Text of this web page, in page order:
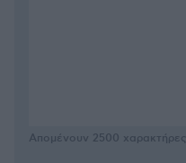
Απομένουν 2500 χαρακτήρες